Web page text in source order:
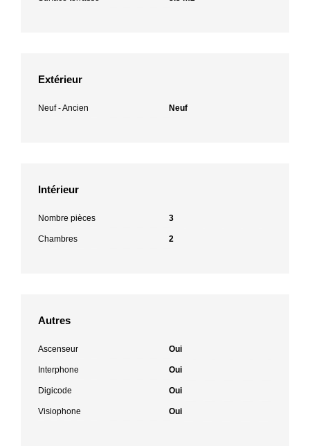
Extérieur
Neuf - Ancien Neuf
Intérieur
Nombre pièces 3
Chambres 2
Autres
Ascenseur Oui
Interphone Oui
Digicode Oui
Visiophone Oui